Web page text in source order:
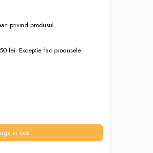
privind produsul
lei. Exceptie fac produsele
in cos